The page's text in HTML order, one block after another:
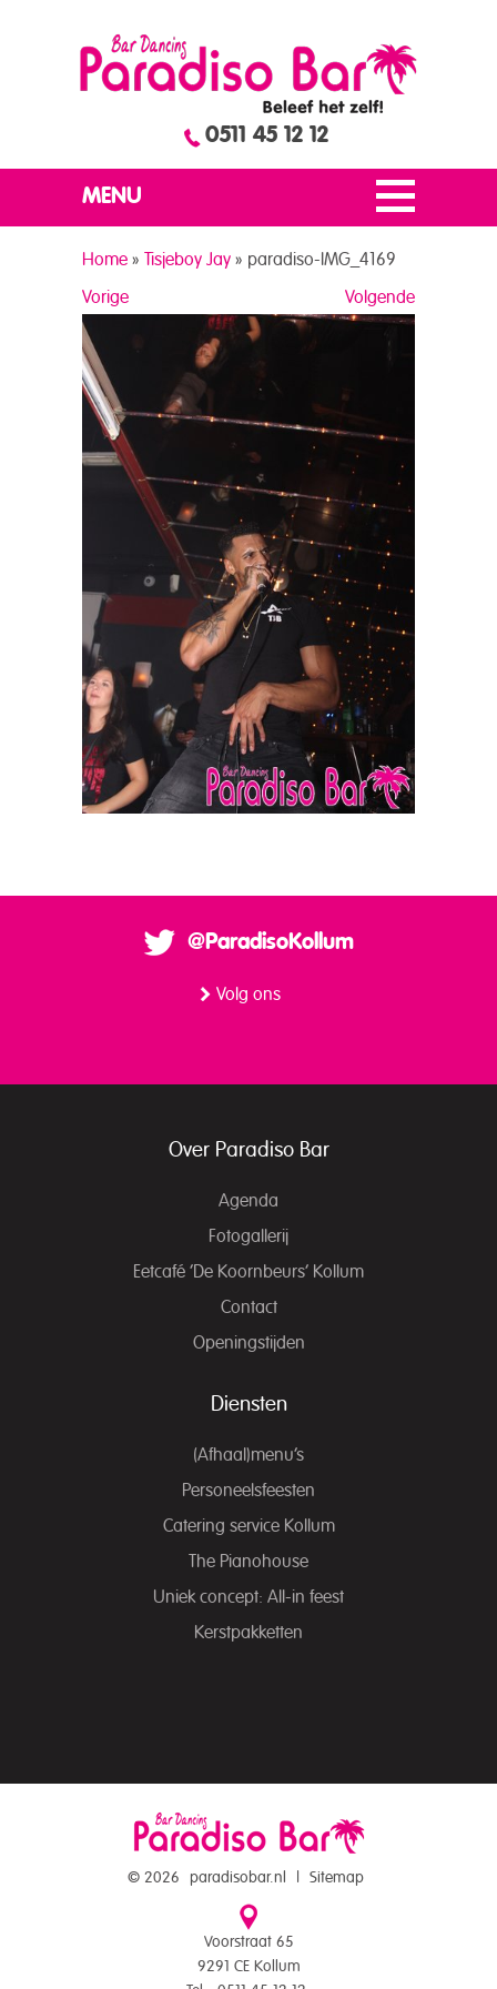
0511 45 12 12
MENU
Home » Tisjeboy Jay » paradiso-IMG_4169
Volgende
Vorige
@ParadisoKollum
Volg ons
Over Paradiso Bar
Agenda
Fotogallerij
Eetcafé ‘De Koornbeurs’ Kollum
Contact
Openingstijden
Diensten
(Afhaal)menu’s
Personeelsfeesten
Catering service Kollum
The Pianohouse
Uniek concept: All-in feest
Kerstpakketten
© 2026 paradisobar.nl Sitemap
Voorstraat 65
9291 CE Kollum